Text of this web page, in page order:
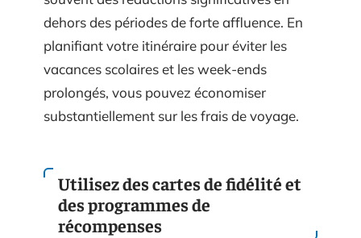
dehors des périodes de forte affluence. En
planifiant votre itinéraire pour éviter les
vacances scolaires et les week-ends
prolongés, vous pouvez économiser
substantiellement sur les frais de voyage.
Utilisez des cartes de fidélité et
des programmes de
récompenses